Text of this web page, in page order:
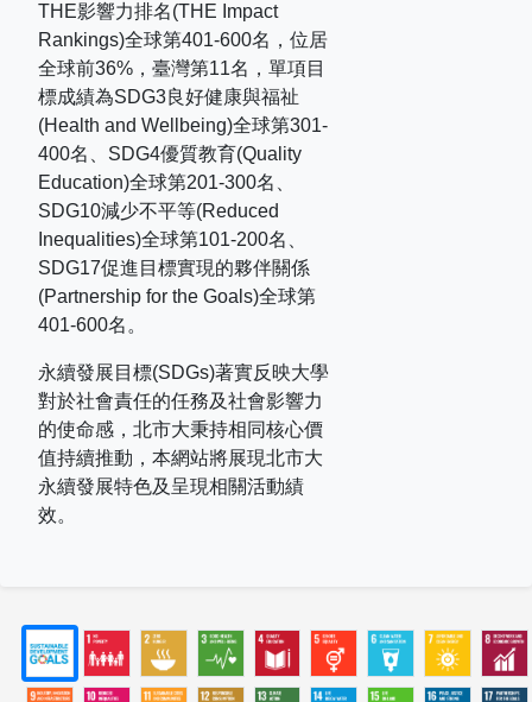
THE影響力排名(THE Impact
Rankings)全球第401-600名，位居
全球前36% ，臺灣第11名，單項目
標成績為SDG3良好健康與福祉
(Health and Wellbeing)全球第301-
400名、 SDG4優質教育(Quality
Education)全球第201-300名、
SDG10減少不平等(Reduced
Inequalities)全球第101-200名、
SDG17促進目標實現的夥伴關係
(Partnership for the Goals)全球第
401-600名。
永續發展目標(SDGs)著實反映大學
對於社會責任的任務及社會影響力
的使命感，北市大秉持相同核心價
值持續推動，本網站將展現北市大
永續發展特色及呈現相關活動績
效。